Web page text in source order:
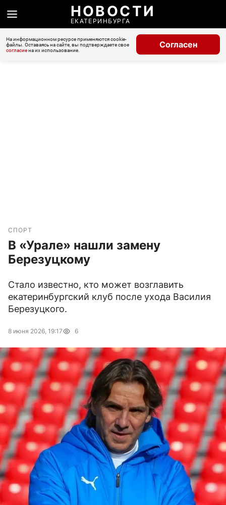
НОВОСТИ
ЕКАТЕРИНБУРГА
На информационном ресурсе применяются cookie-
файлы. Оставаясь на сайте, вы подтверждаете свое
согласиена их использование.
Согласен
СПОРТ
В «Урале» нашли замену
Березуцкому
Стало известно, кто может возглавить
екатеринбургский клуб после ухода Василия
Березуцкого.
8 июня 2026, 19:17 6